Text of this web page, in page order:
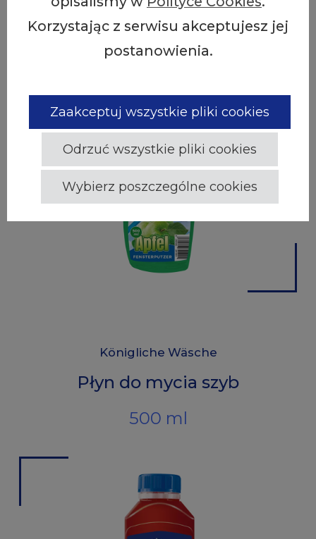
Königliche Wäsche
Płyn do mycia szyb
500 ml
Korzystając z serwisu akceptujesz jej
postanowienia.
Zaakceptuj wszystkie pliki cookies
Odrzuć wszystkie pliki cookies
Wybierz poszczególne cookies